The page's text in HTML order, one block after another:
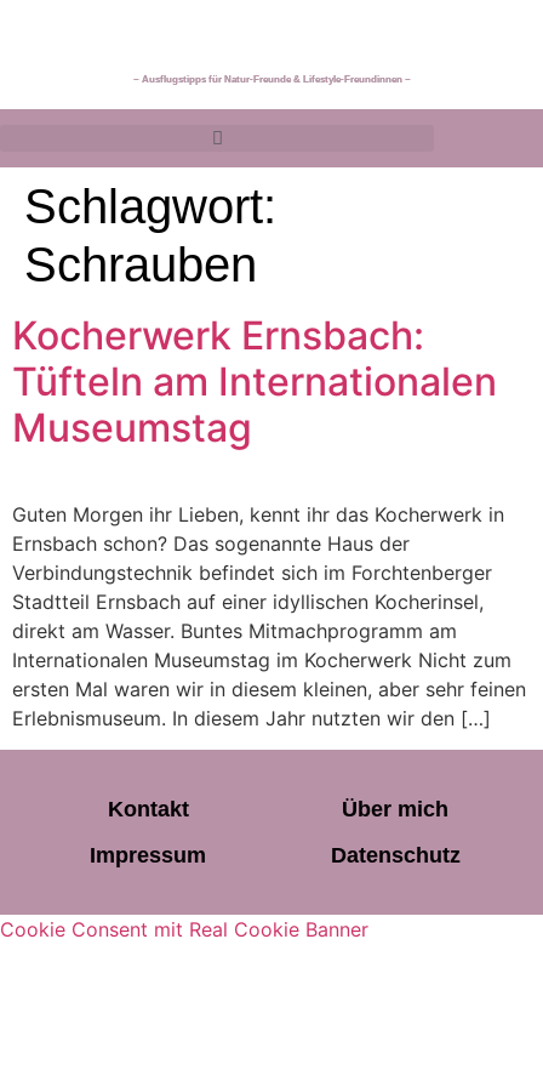
~ Ausflugstipps für Natur-Freunde & Lifestyle-Freundinnen ~
Schlagwort:
Schrauben
Kocherwerk Ernsbach:
Tüfteln am Internationalen
Museumstag
Guten Morgen ihr Lieben, kennt ihr das Kocherwerk in
Ernsbach schon? Das sogenannte Haus der
Verbindungstechnik befindet sich im Forchtenberger
Stadtteil Ernsbach auf einer idyllischen Kocherinsel,
direkt am Wasser. Buntes Mitmachprogramm am
Internationalen Museumstag im Kocherwerk Nicht zum
ersten Mal waren wir in diesem kleinen, aber sehr feinen
Erlebnismuseum. In diesem Jahr nutzten wir den […]
Kontakt
Über mich
Impressum
Datenschutz
Cookie Consent mit Real Cookie Banner